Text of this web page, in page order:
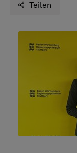
Teilen